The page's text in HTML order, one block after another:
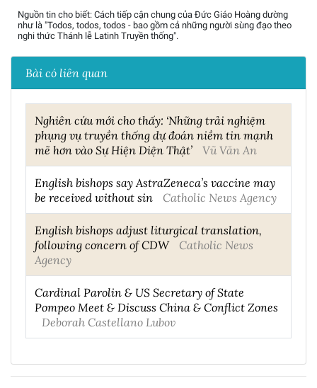
Nguồn tin cho biết: Cách tiếp cận chung của Đức Giáo Hoàng dường
như là "Todos, todos, todos - bao gồm cả những người sùng đạo theo
nghi thức Thánh lễ Latinh Truyền thống".
Bài có liên quan
Nghiên cứu mới cho thấy: ‘Những trải nghiệm
phụng vụ truyền thống dự đoán niềm tin mạnh
mẽ hơn vào Sự Hiện Diện Thật’
Vũ Văn An
English bishops say AstraZeneca’s vaccine may
be received without sin
Catholic News Agency
English bishops adjust liturgical translation,
following concern of CDW
Catholic News
Agency
Cardinal Parolin & US Secretary of State
Pompeo Meet & Discuss China & Conflict Zones
Deborah Castellano Lubov